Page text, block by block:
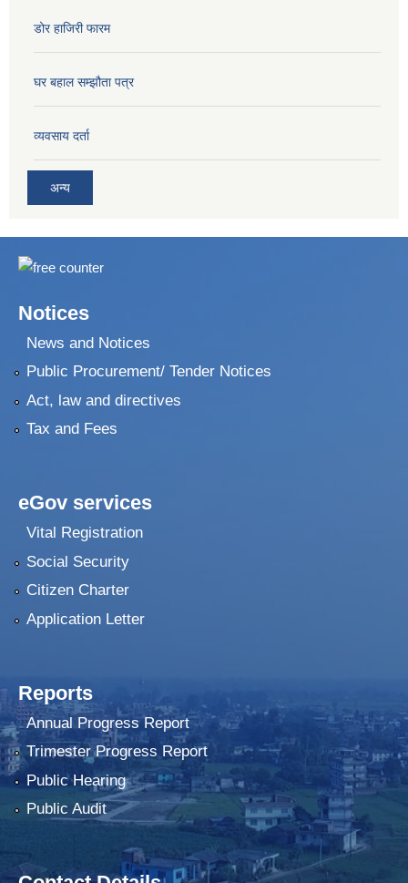
डोर हाजिरी फारम
घर बहाल सम्झौता पत्र
व्यवसाय दर्ता
अन्य
Notices
News and Notices
Public Procurement/ Tender Notices
Act, law and directives
Tax and Fees
eGov services
Vital Registration
Social Security
Citizen Charter
Application Letter
Reports
Annual Progress Report
Trimester Progress Report
Public Hearing
Public Audit